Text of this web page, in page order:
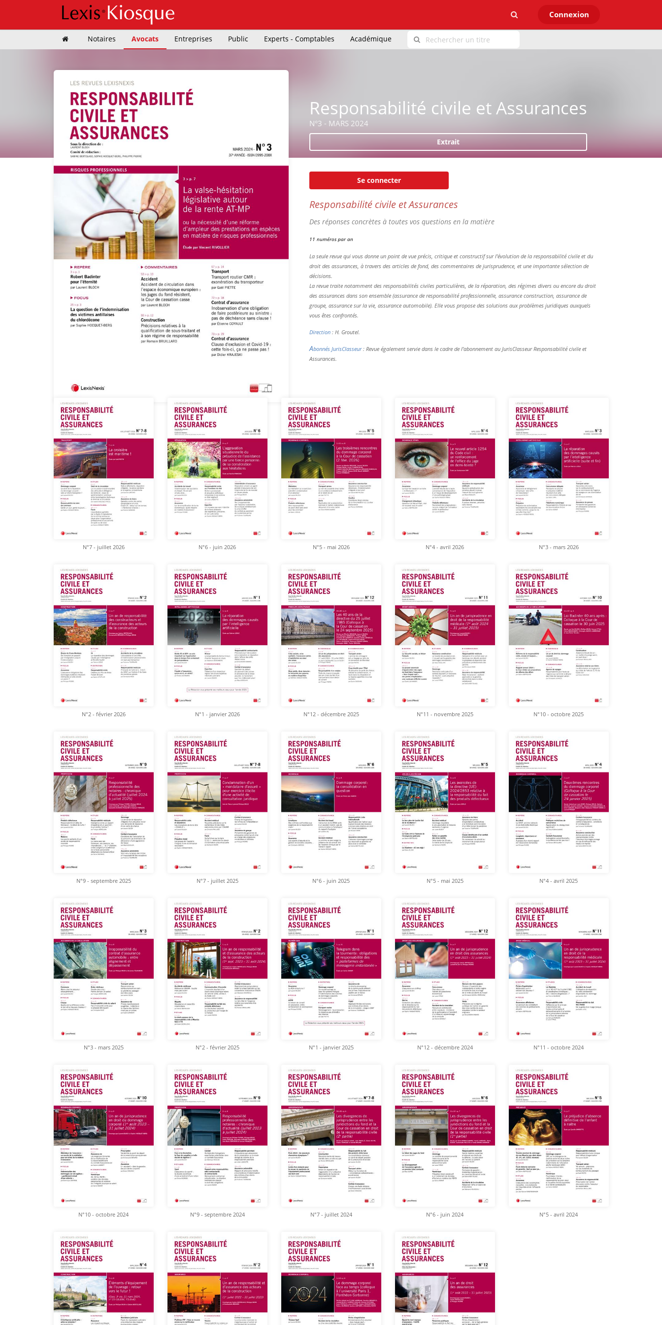
Connexion
Notaires Avocats Entreprises Public Experts - Comptables Académique
Responsabilité civile et Assurances
N°3 - MARS 2024
Extrait
Se connecter
Responsabilité civile et Assurances
Des réponses concrètes à toutes vos questions en la matière
11 numéros par an
La seule revue qui vous donne un point de vue précis, critique et constructif sur l’évolution de la responsabilité civile et du
droit des assurances, à travers des articles de fond, des commentaires de jurisprudence, et une importante sélection de
décisions.
La revue traite notamment des responsabilités civiles particulières, de la réparation, des régimes divers ou encore du droit
des assurances dans son ensemble (assurance de responsabilité professionnelle, assurance construction, assurance de
groupe, assurance sur la vie, assurance automobile). Elle vous propose des solutions aux problèmes juridiques auxquels
vous êtes confrontés.
Direction: H. Groutel.
Abonnés JurisClasseur: Revue également servie dans le cadre de l’abonnement au JurisClasseur Responsabilité civile et
Assurances.
N°7 - juillet 2026 N°6 - juin 2026 N°5 - mai 2026 N°4 - avril 2026 N°3 - mars 2026
N°2 - février 2026 N°1 - janvier 2026 N°12 - décembre 2025 N°11 - novembre 2025 N°10 - octobre 2025
N°9 - septembre 2025 N°7 - juillet 2025 N°6 - juin 2025 N°5 - mai 2025 N°4 - avril 2025
N°3 - mars 2025 N°2 - février 2025 N°1 - janvier 2025 N°12 - décembre 2024 N°11 - octobre 2024
N°10 - octobre 2024 N°9 - septembre 2024 N°7 - juillet 2024 N°6 - juin 2024 N°5 - avril 2024